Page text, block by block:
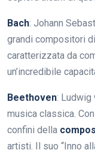
Bach: Johann
grandi compositori
caratterizzata da
un’incredibile
Beethoven: Ludwig
musica classica.
confini della
artisti. Il suo “Inno